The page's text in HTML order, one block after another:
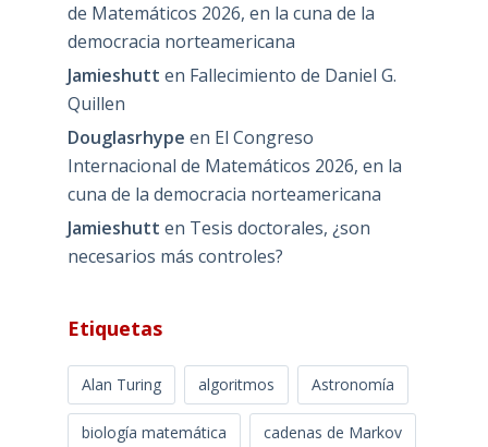
de Matemáticos 2026, en la cuna de la
democracia norteamericana
Jamieshutt en Fallecimiento de Daniel G.
Quillen
Douglasrhype en El Congreso
Internacional de Matemáticos 2026, en la
cuna de la democracia norteamericana
Jamieshutt en Tesis doctorales, ¿son
necesarios más controles?
Etiquetas
Alan Turing algoritmos Astronomía
biología matemática cadenas de Markov